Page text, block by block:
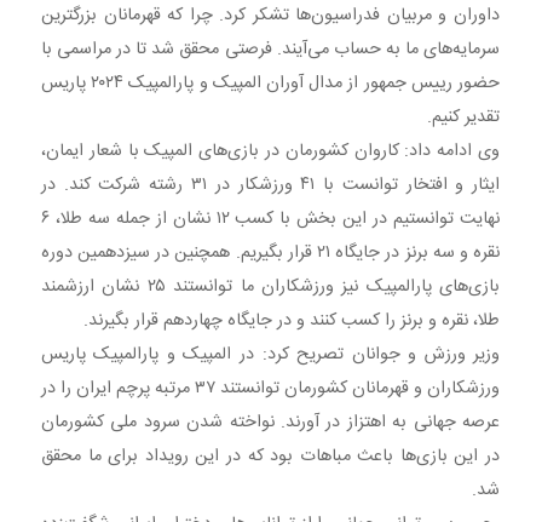
داوران و مربیان فدراسیون‌ها تشکر کرد. چرا که قهرمانان بزرگترین
سرمایه‌های ما به حساب می‌آیند. فرصتی محقق شد تا در مراسمی با
حضور رییس جمهور از مدال آوران المپیک و پارالمپیک ۲۰۲۴ پاریس
تقدیر کنیم.
وی ادامه داد: کاروان کشورمان در بازی‌های المپیک با شعار ایمان،
ایثار و افتخار توانست با ۴۱ ورزشکار در ۳۱ رشته شرکت کند. در
نهایت توانستیم در این بخش با کسب ۱۲ نشان از جمله سه طلا، ۶
نقره و سه برنز در جایگاه ۲۱ قرار بگیریم. همچنین در سیزدهمین دوره
بازی‌های پارالمپیک نیز ورزشکاران ما توانستند ۲۵ نشان ارزشمند
طلا، نقره و برنز را کسب کنند و در جایگاه چهاردهم قرار بگیرند.
وزیر ورزش و جوانان تصریح کرد: در المپیک و پارالمپیک پاریس
ورزشکاران و قهرمانان کشورمان توانستند ۳۷ مرتبه پرچم ایران را در
عرصه جهانی به اهتزاز در آورند. نواخته شدن سرود ملی کشورمان
در این بازی‌ها باعث مباهات بود که در این رویداد برای ما محقق
شد.